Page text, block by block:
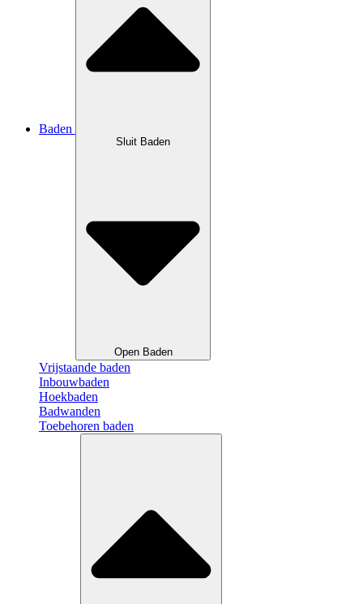
Baden
Sluit Baden
Open Baden
Vrijstaande baden
Inbouwbaden
Hoekbaden
Badwanden
Toebehoren baden